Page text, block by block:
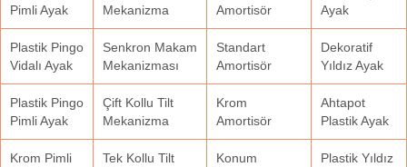
Pimli Ayak
Mekanizma
Amortisör
Ayak
Plastik Pingo
Vidalı Ayak
Senkron Makam
Mekanizması
Standart
Amortisör
Dekoratif
Yıldız Ayak
Plastik Pingo
Pimli Ayak
Çift Kollu Tilt
Mekanizma
Krom
Amortisör
Ahtapot
Plastik Ayak
Krom Pimli
Tek Kollu Tilt
Konum
Plastik Yıldız